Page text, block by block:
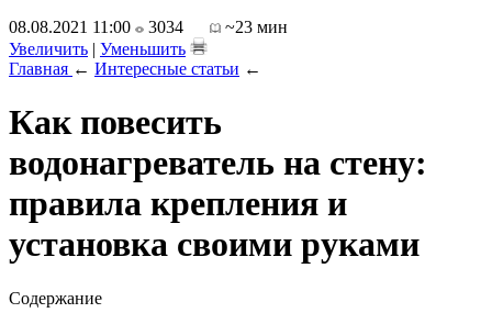
08.08.2021 11:00
3034
~23 мин
Увеличить | Уменьшить
Главная ← Интересные статьи ←
Как повесить
водонагреватель на стену:
правила крепления и
установка своими руками
Содержание